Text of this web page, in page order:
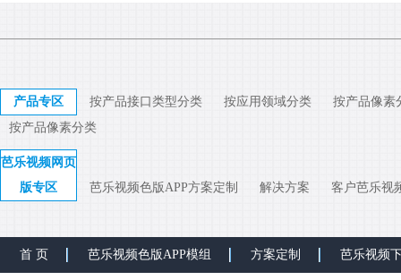
产品专区 按产品接口类型分类 按应用领域分类
按产品像素
按产品像素分类
芭乐视频网页
版专区
芭乐视频色版APP方案定制 解决方案 客户芭乐视
首 页 芭乐视频色版APP模组 方案定制 芭乐视频